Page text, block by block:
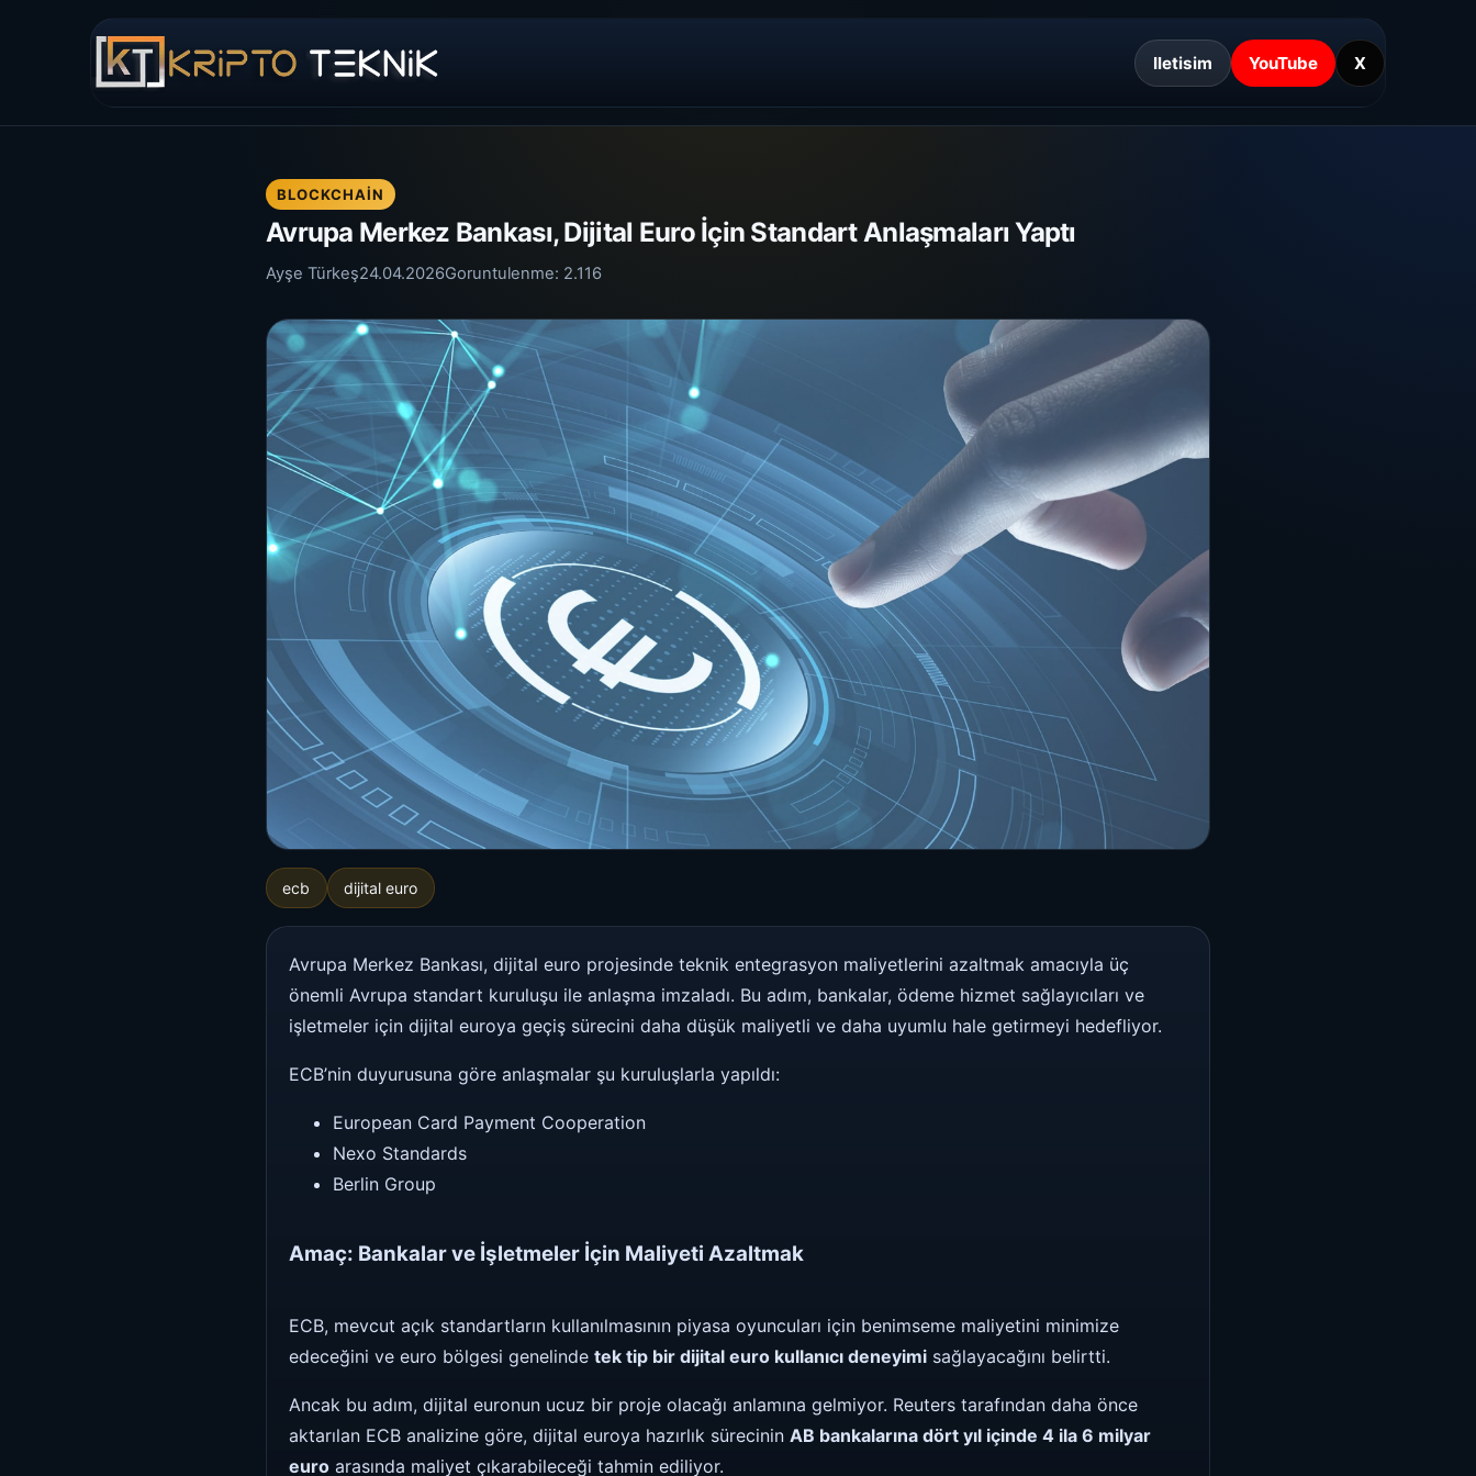
Iletisim YouTube X
BLOCKCHAIN
Avrupa Merkez Bankası, Dijital Euro İçin Standart Anlaşmaları Yaptı
Ayşe Türkeş24.04.2026Goruntulenme: 2.116
ecb dijital euro
Avrupa Merkez Bankası, dijital euro projesinde teknik entegrasyon maliyetlerini azaltmak amacıyla üç
önemli Avrupa standart kuruluşu ile anlaşma imzaladı. Bu adım, bankalar, ödeme hizmet sağlayıcıları ve
işletmeler için dijital euroya geçiş sürecini daha düşük maliyetli ve daha uyumlu hale getirmeyi hedefliyor.
ECB’nin duyurusuna göre anlaşmalar şu kuruluşlarla yapıldı:
European Card Payment Cooperation
Nexo Standards
Berlin Group
Amaç: Bankalar ve İşletmeler İçin Maliyeti Azaltmak
ECB, mevcut açık standartların kullanılmasının piyasa oyuncuları için benimseme maliyetini minimize
edeceğini ve euro bölgesi genelinde tek tip bir dijital euro kullanıcı deneyimi sağlayacağını belirtti.
Ancak bu adım, dijital euronun ucuz bir proje olacağı anlamına gelmiyor. Reuters tarafından daha önce
aktarılan ECB analizine göre, dijital euroya hazırlık sürecinin AB bankalarına dört yıl içinde 4 ila 6 milyar
euro arasında maliyet çıkarabileceği tahmin ediliyor.